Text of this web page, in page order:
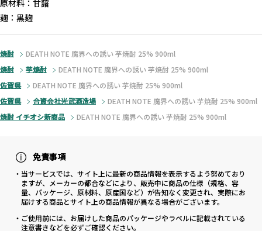
原材料：甘藷
麹：黒麹
焼酎
DEATH NOTE 魔界への誘い 芋焼酎 25% 900ml
焼酎
芋焼酎
DEATH NOTE 魔界への誘い 芋焼酎 25% 900ml
佐賀県
DEATH NOTE 魔界への誘い 芋焼酎 25% 900ml
佐賀県
合資会社光武酒造場
DEATH NOTE 魔界への誘い 芋焼酎 25% 900ml
焼酎 イチオシ新商品
DEATH NOTE 魔界への誘い 芋焼酎 25% 900ml
免責事項
・当サービスでは、サイト上に最新の商品情報を表示するよう努めており
ますが、メーカーの都合などにより、販売中に商品の仕様（規格、容
量、パッケージ、原材料、原産国など）が告知なく変更され、実際にお
届けする商品とサイト上の商品情報が異なる場合がございます。
・ご使用前には、お届けした商品のパッケージやラベルに記載されている
注意書きなどを必ずご確認ください。